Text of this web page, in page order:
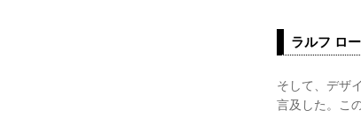
ラルフ ロ
そして、デザ
言及した。こ